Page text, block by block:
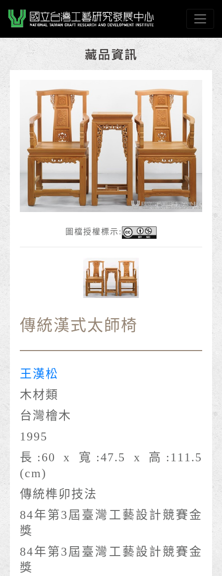
國立臺灣工藝研究發
網頁導覽
圖檔授權標示:
傳統漢式太師椅
王漢松
木材類
台灣檜木
1995
長:60 x 寬:47.5 x 高:111.5
(cm)
傳統榫卯技法
84年第3屆臺灣工藝設計競賽金
獎
84年第3屆臺灣工藝設計競賽金
獎